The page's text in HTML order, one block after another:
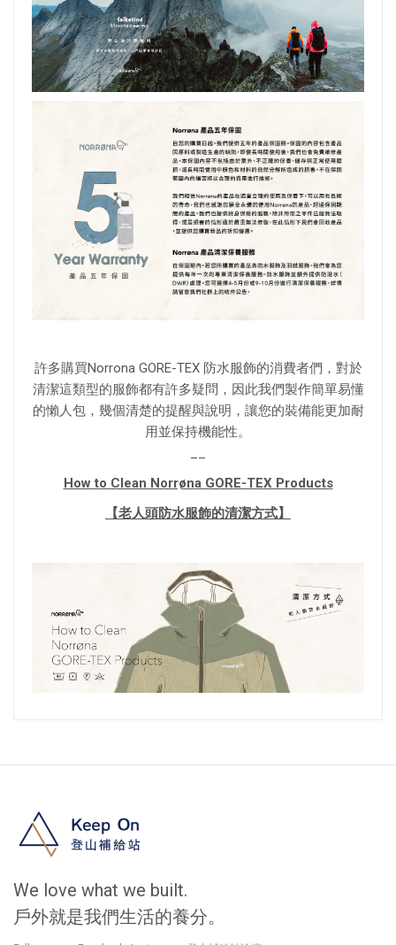
許多購買Norrona GORE-TEX 防水服飾的消費者們，對於
清潔這類型的服飾都有許多疑問，因此我們製作簡單易懂
的懶人包，幾個清楚的提醒與說明，讓您的裝備能更加耐
用並保持機能性。
How to Clean Norrøna GORE-TEX Products
【老人頭防水服飾的清潔方式】
We love what we built.
戶外就是我們生活的養分。